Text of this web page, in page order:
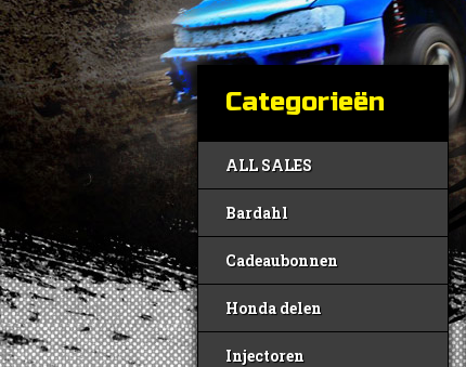
Categorieën
ALL SALES
Bardahl
Cadeaubonnen
Honda delen
Injectoren